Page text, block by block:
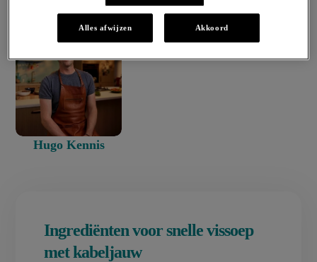
Hugo Kennis
"Vissoep met kabeljauw, garnalen,
aardappel en flink wat groenten.
Snel en heerlijk!"
Ingrediënten voor snelle vissoep
met kabeljauw
Alles afwijzen Akkoord